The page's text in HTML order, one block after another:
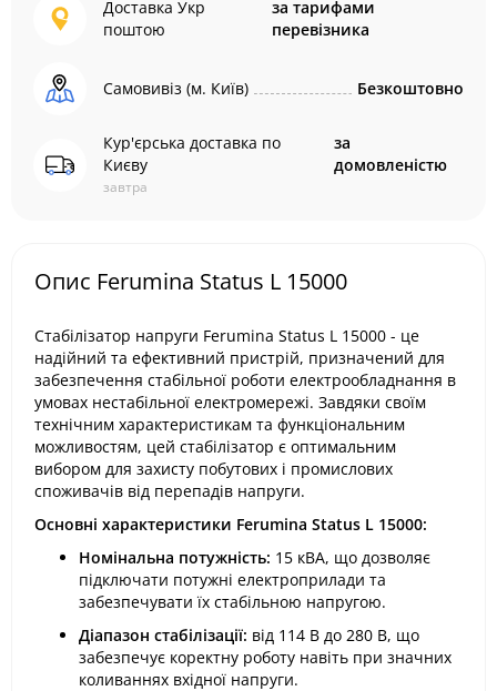
Доставка Укр
поштою
за тарифами
перевізника
Самовивіз (м. Київ) Безкоштовно
Кур'єрська доставка по
Києву
завтра
за
домовленістю
Опис Ferumina Status L 15000
Стабілізатор напруги Ferumina Status L 15000 - це
надійний та ефективний пристрій, призначений для
забезпечення стабільної роботи електрообладнання в
умовах нестабільної електромережі. Завдяки своїм
технічним характеристикам та функціональним
можливостям, цей стабілізатор є оптимальним
вибором для захисту побутових і промислових
споживачів від перепадів напруги.
Основні характеристики Ferumina Status L 15000:
Номінальна потужність: 15 кВА, що дозволяє
підключати потужні електроприлади та
забезпечувати їх стабільною напругою.
Діапазон стабілізації: від 114 В до 280 В, що
забезпечує коректну роботу навіть при значних
коливаннях вхідної напруги.